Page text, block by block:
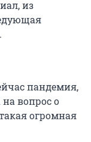
из
пандемия,
вопрос о
огромная